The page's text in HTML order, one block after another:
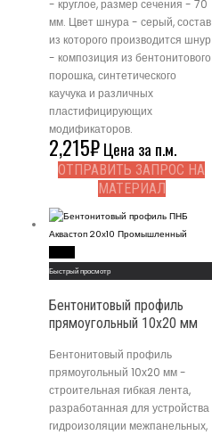
- круглое, размер сечения - 70
мм. Цвет шнура - серый, состав
из которого производится шнур
- композиция из бентонитового
порошка, синтетического
каучука и различных
пластифицирующих
модификаторов.
2,215₽Цена за п.м.
ОТПРАВИТЬ ЗАПРОС НА
МАТЕРИАЛ
Быстрый просмотр
Бентонитовый профиль
прямоугольный 10х20 мм
Бентонитовый профиль
прямоугольный 10х20 мм -
строительная гибкая лента,
разработанная для устройства
гидроизоляции межпанельных,